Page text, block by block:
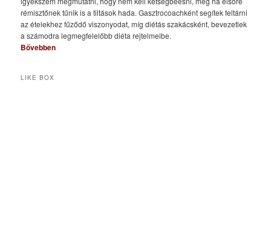
rémisztőnek tűnik is a tiltások hada. Gasztrocoachként segítek feltárni
az ételekhez fűződő viszonyodat, míg diétás szakácsként, bevezetlek
a számodra legmegfelelőbb diéta rejtelmeibe.
Bővebben
LIKE BOX